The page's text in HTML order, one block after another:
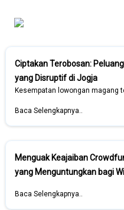
Ciptakan Terobosan:
yang Disruptif di Jogja
Kesempatan lowongan magang
Baca Selengkapnya..
Menguak Keajaiban
yang Menguntungkan bagi
Baca Selengkapnya..